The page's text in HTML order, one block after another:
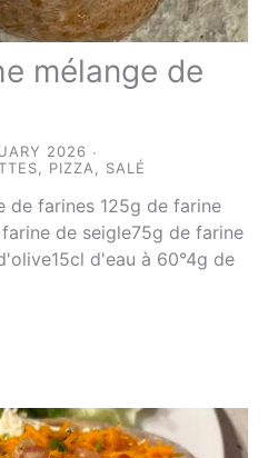
mélange de
2026
PIZZA SALÉ
de farines 125g de farine
de seigle75g de farine
d'eau à 60°4g de